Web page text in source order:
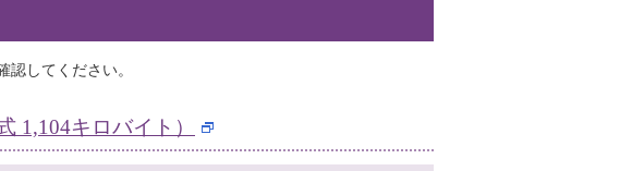
してください。
1,104キロバイト）